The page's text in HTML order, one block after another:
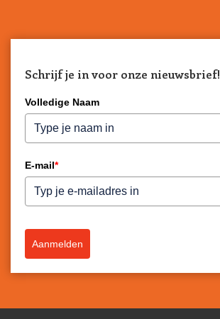
Schrijf je in voor onze nieuwsbrief!
Volledige Naam
E-mail*
Aanmelden